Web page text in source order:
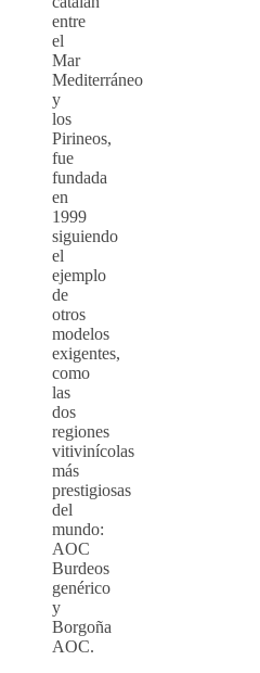
entre
el
Mar
Mediterráneo
y
los
Pirineos,
fue
fundada
en
1999
siguiendo
el
ejemplo
de
otros
modelos
exigentes,
como
las
dos
regiones
vitivinícolas
más
prestigiosas
del
mundo:
AOC
Burdeos
genérico
y
Borgoña
AOC.